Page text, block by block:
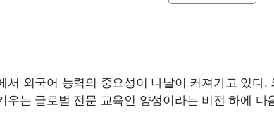
외국어 능력의 중요성이 나날이 커져가고 있
우는 글로벌 전문 교육인 양성이라는 비전 하에 다